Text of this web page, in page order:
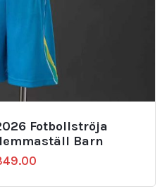
Fotbollströja
Barn